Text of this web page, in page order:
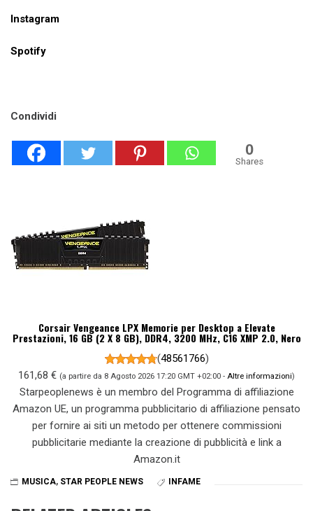
Instagram
Spotify
Condividi
0
Shares
Corsair Vengeance LPX Memorie per Desktop a Elevate
Prestazioni, 16 GB (2 X 8 GB), DDR4, 3200 MHz, C16 XMP 2.0, Nero
(48561766)
161,68 € (a partire da 8 Agosto 2026 17:20 GMT +02:00 - Altre informazioni)
Starpeoplenews è un membro del Programma di affiliazione
Amazon UE, un programma pubblicitario di affiliazione pensato
per fornire ai siti un metodo per ottenere commissioni
pubblicitarie mediante la creazione di pubblicità e link a
Amazon.it
MUSICA, STAR PEOPLE NEWS INFAME